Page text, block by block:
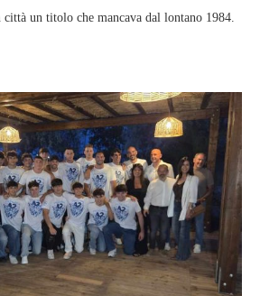
un titolo che mancava dal lontano 1984.